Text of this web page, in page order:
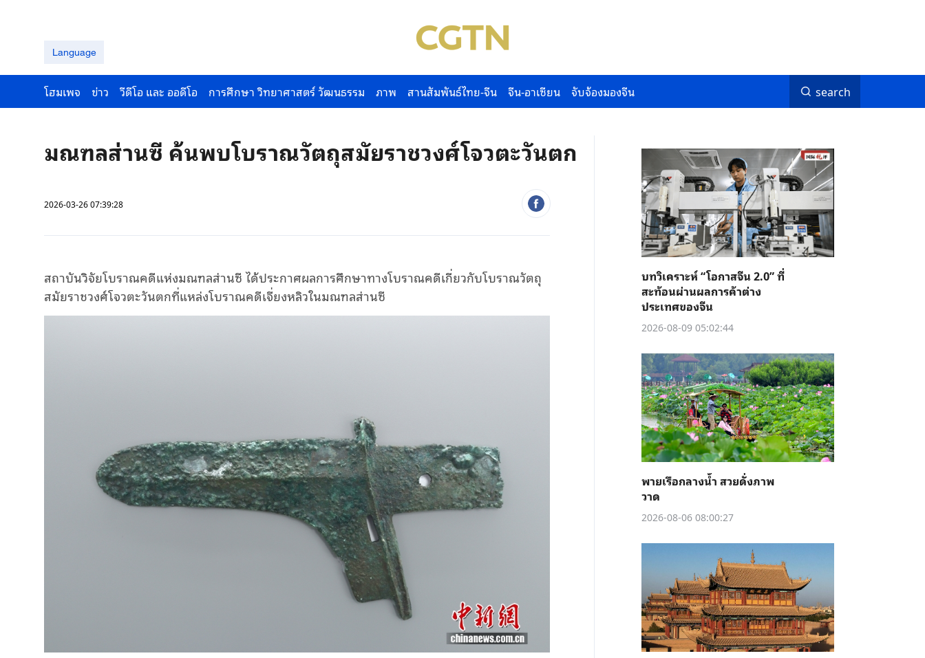
Language
โฮมเพจ ข่าว วีดีโอ และ ออดีโอ การศึกษา วิทยาศาสตร์ วัฒนธรรม ภาพ สานสัมพันธ์ไทย-จีน จีน-อาเซียน จับจ้องมองจีน search
มณฑลส่านซี ค้นพบโบราณวัตถุสมัยราชวงศ์โจวตะวันตก
2026-03-26 07:39:28
สถาบันวิจัยโบราณคดีแห่งมณฑลส่านซี ได้ประกาศผลการศึกษาทางโบราณคดีเกี่ยวกับโบราณวัตถุ
สมัยราชวงศ์โจวตะวันตกที่แหล่งโบราณคดีเจี่ยงหลิวในมณฑลส่านซี
บทวิเคราะห์ “โอกาสจีน 2.0” ที่
สะท้อนผ่านผลการค้าต่าง
ประเทศของจีน
2026-08-09 05:02:44
พายเรือกลางน้ำ สวยดั่งภาพ
วาด
2026-08-06 08:00:27